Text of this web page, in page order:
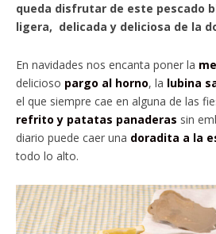
queda disfrutar de este pescado
ligera, delicada y deliciosa de la
En navidades nos encanta poner la
delicioso pargo al horno, la lubina
el que siempre cae en alguna de las
refrito y patatas panaderas sin
diario puede caer una doradita a la
todo lo alto.